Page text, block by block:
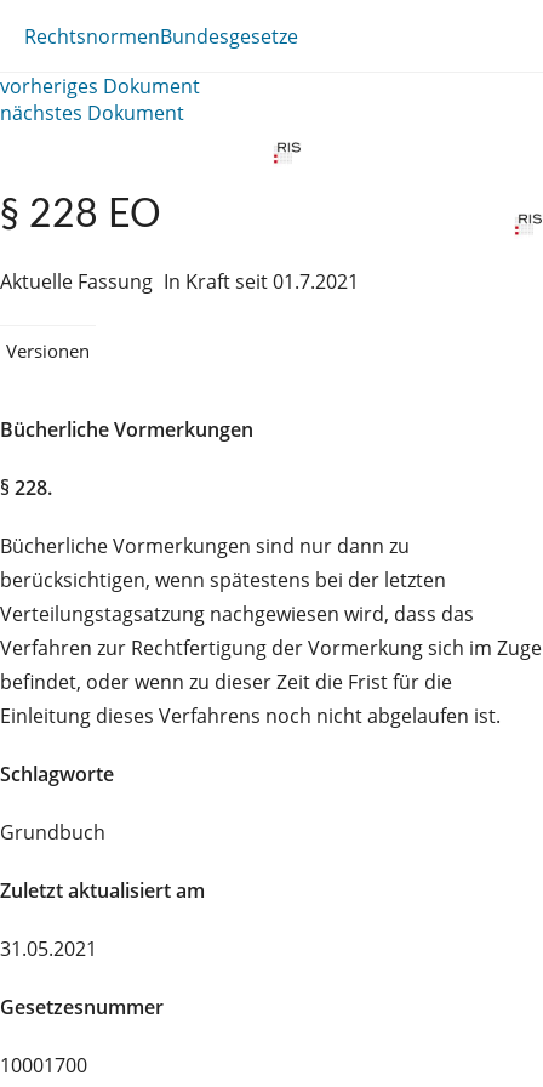
RechtsnormenBundesgesetze
vorheriges Dokument
nächstes Dokument
§ 228 EO
Aktuelle Fassung In Kraft seit 01.7.2021
Versionen
Bücherliche Vormerkungen
§ 228.
Bücherliche Vormerkungen sind nur dann zu
berücksichtigen, wenn spätestens bei der letzten
Verteilungstagsatzung nachgewiesen wird, dass das
Verfahren zur Rechtfertigung der Vormerkung sich im Zuge
befindet, oder wenn zu dieser Zeit die Frist für die
Einleitung dieses Verfahrens noch nicht abgelaufen ist.
Schlagworte
Grundbuch
Zuletzt aktualisiert am
31.05.2021
Gesetzesnummer
10001700